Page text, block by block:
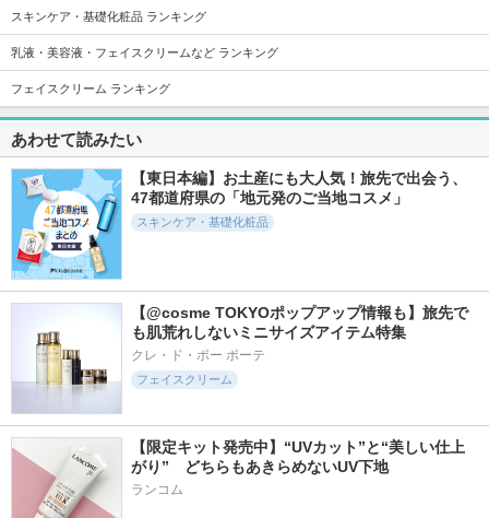
プロバイオダーム(T
M) 3Dリフティン
グクリーム
BIOHEAL BOH
リジュラン(REJURAN
COSMETICS)
ンドラブ)
5.6
アトバリア365 クリ
ーム
3332件
PDRNピンクセラム
スキンケア・基礎化粧品 ランキング
乳液・美容液・フェイスクリームなど ランキング
フェイスクリーム ランキング
あわせて読みたい
【東日本編】お土産にも大人気！旅先で出会う、
47都道府県の「地元発のご当地コスメ」
スキンケア・基礎化粧品
【@cosme TOKYOポップアップ情報も】旅先で
も肌荒れしないミニサイズアイテム特集
クレ・ド・ポー ボーテ
フェイスクリーム
【限定キット発売中】“UVカット”と“美しい仕上
がり”　どちらもあきらめないUV下地
ランコム